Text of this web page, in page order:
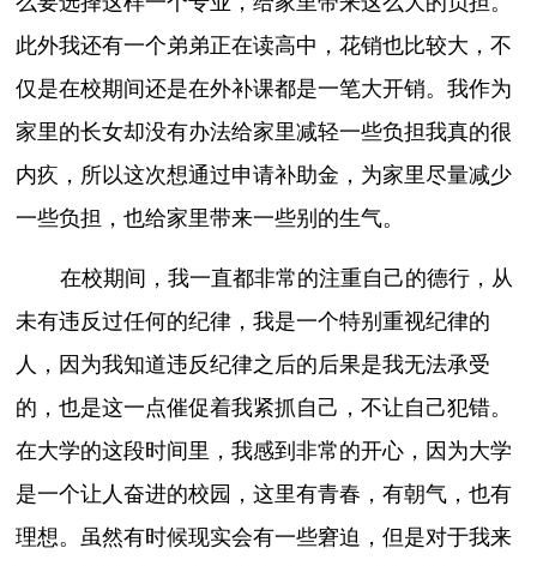
此外我还有一个弟弟正在读高中，花销也比较大，不
仅是在校期间还是在外补课都是一笔大开销。我作为
家里的长女却没有办法给家里减轻一些负担我真的很
内疚，所以这次想通过申请补助金，为家里尽量减少
一些负担，也给家里带来一些别的生气。
在校期间，我一直都非常的注重自己的德行，从
未有违反过任何的纪律，我是一个特别重视纪律的
人，因为我知道违反纪律之后的后果是我无法承受
的，也是这一点催促着我紧抓自己，不让自己犯错。
在大学的这段时间里，我感到非常的开心，因为大学
是一个让人奋进的校园，这里有青春，有朝气，也有
理想。虽然有时候现实会有一些窘迫，但是对于我来